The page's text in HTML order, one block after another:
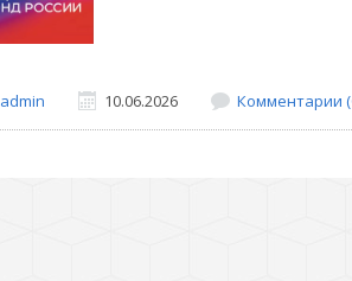
admin 10.06.2026 Комментарии